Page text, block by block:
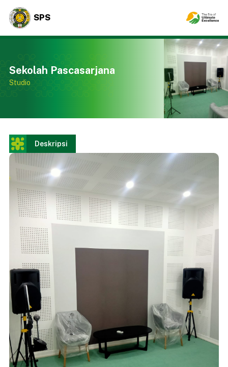
SPS
Sekolah Pascasarjana
Studio
Deskripsi